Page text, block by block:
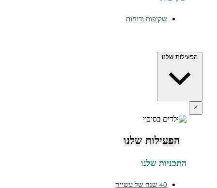
שקיפות ודוחות
שלנו
הפעילות שלנו
שלנו